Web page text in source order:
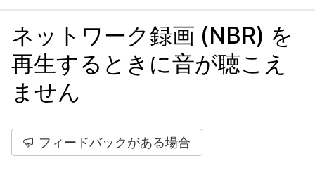
ネットワーク録画 (NBR) を
再生するときに音が聴こえ
ません
フィードバックがある場合